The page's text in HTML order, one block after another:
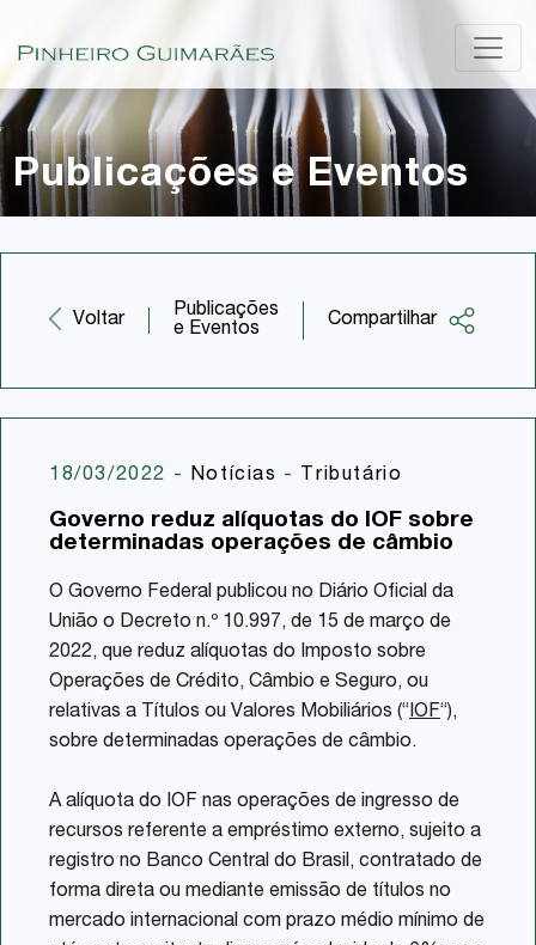
Publicações e Eventos
Voltar
Publicações
e Eventos
Compartilhar
Twitter
Share
18/03/2022 - Notícias - Tributário
Governo reduz alíquotas do IOF sobre
determinadas operações de câmbio
O Governo Federal publicou no Diário Oficial da
União o Decreto n.º 10.997, de 15 de março de
2022, que reduz alíquotas do Imposto sobre
Operações de Crédito, Câmbio e Seguro, ou
relativas a Títulos ou Valores Mobiliários (“IOF“),
sobre determinadas operações de câmbio.
A alíquota do IOF nas operações de ingresso de
recursos referente a empréstimo externo, sujeito a
registro no Banco Central do Brasil, contratado de
forma direta ou mediante emissão de títulos no
mercado internacional com prazo médio mínimo de